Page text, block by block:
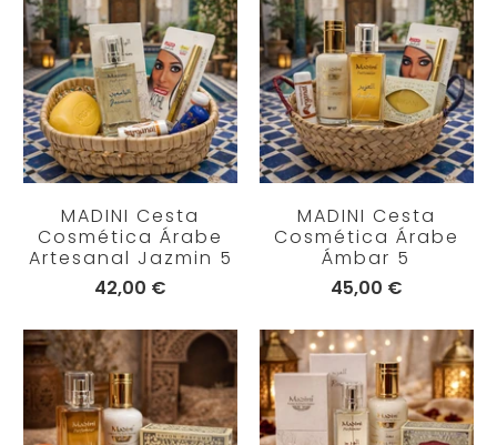
MADINI Cesta
Cosmética Árabe
Artesanal Jazmin 5
42,00 €
MADINI Cesta
Cosmética Árabe
Ámbar 5
45,00 €